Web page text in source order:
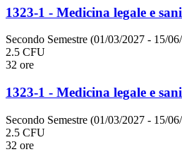
1323-1 - Medicina legale e
Secondo Semestre (01/03/2027 - 15/
2.5 CFU
32 ore
1323-1 - Medicina legale e
Secondo Semestre (01/03/2027 - 15/
2.5 CFU
32 ore